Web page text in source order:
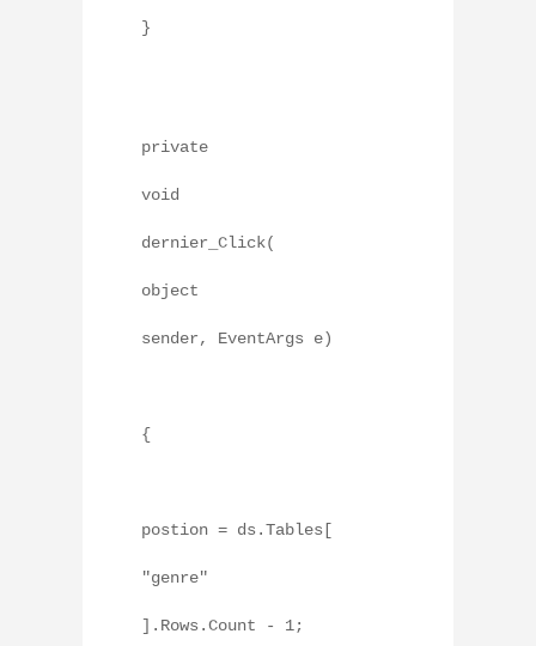
}
private
void
dernier_Click(
object
sender, EventArgs e)
{
postion = ds.Tables[
"genre"
].Rows.Count - 1;